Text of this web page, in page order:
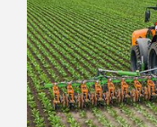
Cámara
enfocada a las
Iluminación de
oscuridad